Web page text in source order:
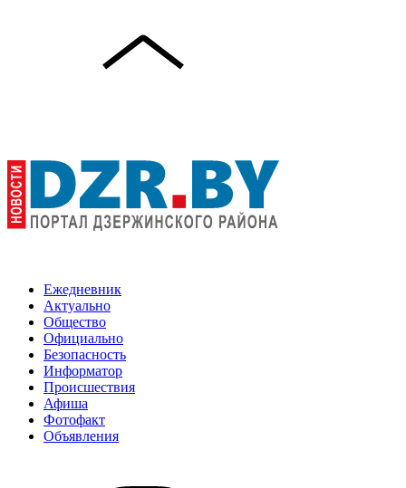
Ежедневник
Актуально
Общество
Официально
Безопасность
Информатор
Происшествия
Афиша
Фотофакт
Объявления